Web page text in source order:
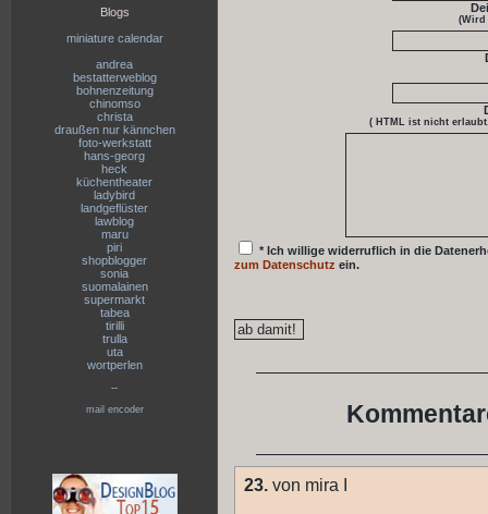
Blogs
miniature calendar
andrea
bestatterweblog
bohnenzeitung
chinomso
christa
draußen nur kännchen
foto-werkstatt
hans-georg
heck
küchentheater
ladybird
landgeflüster
lawblog
maru
piri
shopblogger
sonia
suomalainen
supermarkt
tabea
tirilli
trulla
uta
wortperlen
--
mail encoder
(Wird
( HTML ist nicht
* Ich willige widerruflich in die
zum Datenschutz ein.
23. von mira I